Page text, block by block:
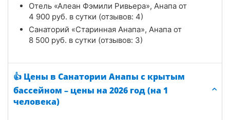
Отель «Алеан Фэмили Ривьера», Анапа от
4 900 руб. в сутки (отзывов: 4)
Санаторий «Старинная Анапа», Анапа от
8 500 руб. в сутки (отзывов: 3)
👍 Цены в Санатории Анапы с крытым
бассейном – цены на 2026 год (на 1
человека)